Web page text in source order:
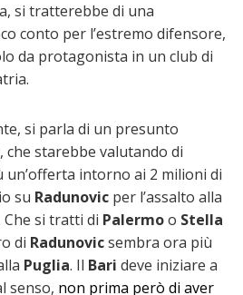
si tratterebbe di una
conto per l’estremo difensore,
da protagonista in un club di
si parla di un presunto
, che starebbe valutando di
intorno ai 2 milioni di
su Radunovic per l’assalto alla
Che si tratti di Palermoo Stella
di Radunovicsembra ora più
Puglia. Il Bari deve iniziare a
senso, non prima però di aver